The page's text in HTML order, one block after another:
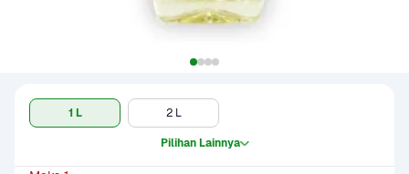
1 L 2 L
Pilihan Lainnya